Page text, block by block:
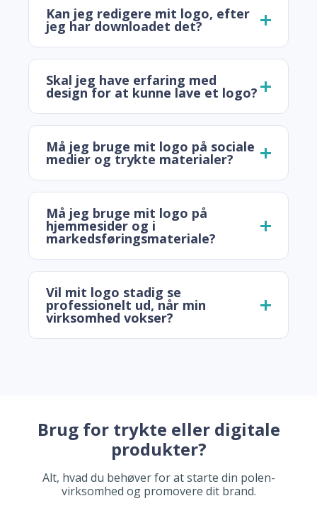
Kan jeg redigere mit logo, efter
jeg har downloadet det?
Skal jeg have erfaring med
design for at kunne lave et logo?
Må jeg bruge mit logo på sociale
medier og trykte materialer?
Må jeg bruge mit logo på
hjemmesider og i
markedsføringsmateriale?
Vil mit logo stadig se
professionelt ud, når min
virksomhed vokser?
Brug for trykte eller digitale
produkter?
Alt, hvad du behøver for at starte din polen-
virksomhed og promovere dit brand.